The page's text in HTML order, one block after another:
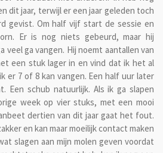
dit jaar, terwijl er een jaar geleden toch
gevist. Om half vijf start de sessie en
Er is nog niets gebeurd, maar hij
veel ga vangen. Hij noemt aantallen van
een stuk lager in en vind dat ik het al
er 7 of 8 kan vangen. Een half uur later
Een schub natuurlijk. Als ik ga slapen
week op vier stuks, met een mooi
dertien van dit jaar gaat het fout.
en kan maar moeilijk contact maken
slagen aan mijn molen geven voordat